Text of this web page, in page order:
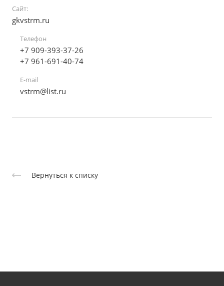
Сайт:
gkvstrm.ru
Телефон
+7 909-393-37-26
+7 961-691-40-74
E-mail
vstrm@list.ru
Вернуться к списку